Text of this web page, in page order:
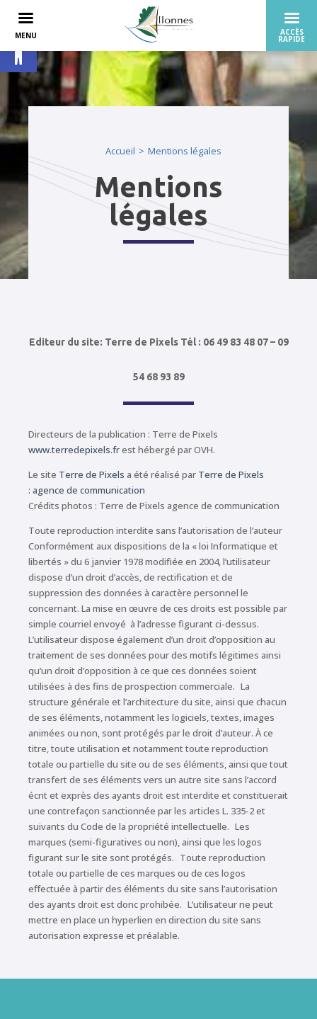
Ouvrir la barre d’outils
Accueil Mentions légales
Mentions
légales
Editeur du site: Terre de Pixels Tél : 06 49 83 48 07 – 09
54 68 93 89
Directeurs de la publication : Terre de Pixels
www.terredepixels.frest hébergé par OVH.
Le site Terre de Pixels a été réalisé par Terre de Pixels
: agence de communication
Crédits photos : Terre de Pixels agence de communication
Toute reproduction interdite sans l’autorisation de l’auteur
Conformément aux dispositions de la « loi Informatique et
libertés » du 6 janvier 1978 modifiée en 2004, l’utilisateur
dispose d’un droit d’accès, de rectification et de
suppression des données à caractère personnel le
concernant. La mise en œuvre de ces droits est possible par
simple courriel envoyé à l’adresse figurant ci-dessus.
L’utilisateur dispose également d’un droit d’opposition au
traitement de ses données pour des motifs légitimes ainsi
qu’un droit d’opposition à ce que ces données soient
utilisées à des fins de prospection commerciale. La
structure générale et l’architecture du site, ainsi que chacun
de ses éléments, notamment les logiciels, textes, images
animées ou non, sont protégés par le droit d’auteur. À ce
titre, toute utilisation et notamment toute reproduction
totale ou partielle du site ou de ses éléments, ainsi que tout
transfert de ses éléments vers un autre site sans l’accord
écrit et exprès des ayants droit est interdite et constituerait
une contrefaçon sanctionnée par les articles L. 335-2 et
suivants du Code de la propriété intellectuelle. Les
marques (semi-figuratives ou non), ainsi que les logos
figurant sur le site sont protégés. Toute reproduction
totale ou partielle de ces marques ou de ces logos
effectuée à partir des éléments du site sans l’autorisation
des ayants droit est donc prohibée. L’utilisateur ne peut
mettre en place un hyperlien en direction du site sans
autorisation expresse et préalable.